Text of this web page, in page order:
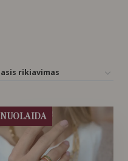
NUOLAIDA